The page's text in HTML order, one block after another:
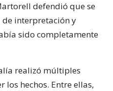
defendió que se
interpretación y
sido completamente
realizó múltiples
los hechos. Entre ellas,